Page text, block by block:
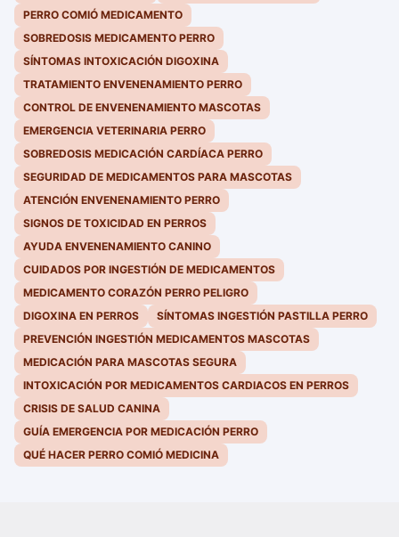
PERRO COMIÓ MEDICAMENTO
SOBREDOSIS MEDICAMENTO PERRO
SÍNTOMAS INTOXICACIÓN DIGOXINA
TRATAMIENTO ENVENENAMIENTO PERRO
CONTROL DE ENVENENAMIENTO MASCOTAS
EMERGENCIA VETERINARIA PERRO
SOBREDOSIS MEDICACIÓN CARDÍACA PERRO
SEGURIDAD DE MEDICAMENTOS PARA MASCOTAS
ATENCIÓN ENVENENAMIENTO PERRO
SIGNOS DE TOXICIDAD EN PERROS
AYUDA ENVENENAMIENTO CANINO
CUIDADOS POR INGESTIÓN DE MEDICAMENTOS
MEDICAMENTO CORAZÓN PERRO PELIGRO
DIGOXINA EN PERROS
SÍNTOMAS INGESTIÓN PASTILLA PERRO
PREVENCIÓN INGESTIÓN MEDICAMENTOS MASCOTAS
MEDICACIÓN PARA MASCOTAS SEGURA
INTOXICACIÓN POR MEDICAMENTOS CARDIACOS EN PERROS
CRISIS DE SALUD CANINA
GUÍA EMERGENCIA POR MEDICACIÓN PERRO
QUÉ HACER PERRO COMIÓ MEDICINA